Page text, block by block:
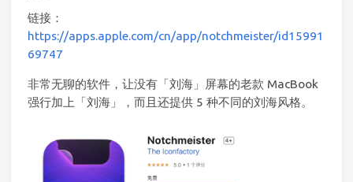
链接：
https://apps.apple.com/cn/app/notchmeister/id15991
69747
非常无聊的软件，让没有「刘海」屏幕的老款 MacBook
强行加上「刘海」，而且还提供 5 种不同的刘海风格。